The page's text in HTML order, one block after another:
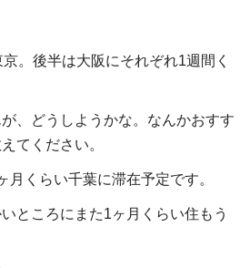
。後半は大阪にそれぞれ1週間く
、どうしようかな。なんかおすす
てください。
月くらい千葉に滞在予定です。
ところにまた1ヶ月くらい住もう